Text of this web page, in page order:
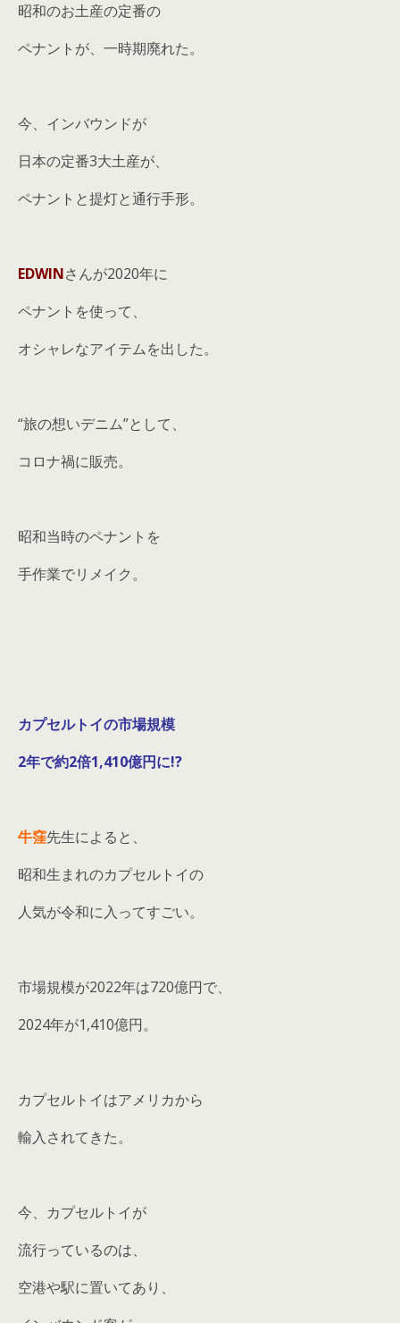
昭和のお土産の定番の
ペナントが、一時期廃れた。
今、インバウンドが
日本の定番3大土産が、
ペナントと提灯と通行手形。
EDWINさんが2020年に
ペナントを使って、
オシャレなアイテムを出した。
“旅の想いデニム”として、
コロナ禍に販売。
昭和当時のペナントを
手作業でリメイク。
カプセルトイの市場規模
2年で約2倍1,410億円に!?
牛窪先生によると、
昭和生まれのカプセルトイの
人気が令和に入ってすごい。
市場規模が2022年は720億円で、
2024年が1,410億円。
カプセルトイはアメリカから
輸入されてきた。
今、カプセルトイが
流行っているのは、
空港や駅に置いてあり、